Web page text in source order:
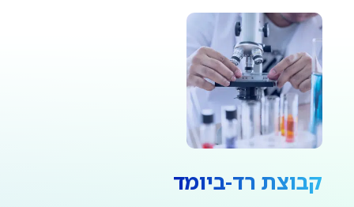
קבוצת רד-ביומד